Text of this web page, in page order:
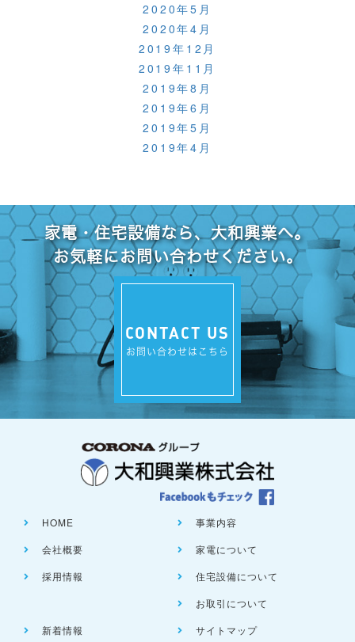
2020年5月
2020年4月
2019年12月
2019年11月
2019年8月
2019年6月
2019年5月
2019年4月
家電・住宅設備なら、大和興業へ。
お気軽にお問い合わせください。
CONTACT US
お問い合わせはこちら
HOME
会社概要
採用情報
事業内容
家電について
住宅設備について
お取引について
新着情報
サイトマップ